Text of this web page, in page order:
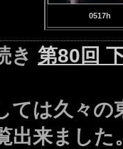
0517h
き 第80回
は久々の
出来まし